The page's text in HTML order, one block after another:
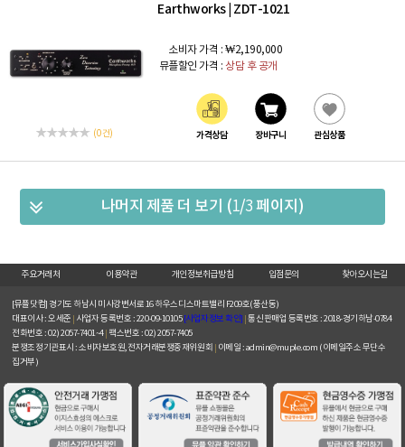
(0 건)
Earthworks ZDT-1021
소비자 가격 : ₩2,190,000
뮤플할인 가격 : 상담 후 공개
가격상담 장바구니 관심상품
나머지 제품 더 보기 (1/3 페이지)
주요거래처 이용약관 개인정보취급방침 입점문의 찾아오시는길
[뮤플닷컴] 경기도 하남시 미사강변서로 16 하우스디스마트밸리 F209호(풍산동)
대표이사 : 오세준
사업자 등록번호 : 220-09-10105 [사업자정보 확인]
통신판매업 등록번호 : 2018-경기하남-0784
전화번호 : 02) 2057-7401~4 팩스번호 : 02) 2057-7405
분쟁조정기관표시 : 소비자보호원, 전자거래분쟁중재위원회
이메일 : admin@muple.com (이메일주소 무단수
집거부)